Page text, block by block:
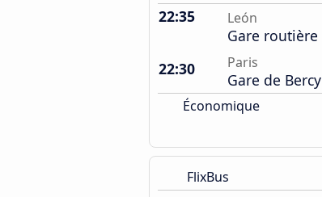
22:35 León
Gare routière
22:30
Paris
Gare de Bercy
Économique
FlixBus